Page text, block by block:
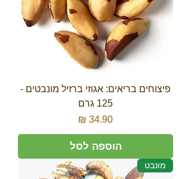
פיצוחים בריאים: אגוזי ברזיל מונבטים -
125 גרם
מחיר
הוספה לסל
מונבט